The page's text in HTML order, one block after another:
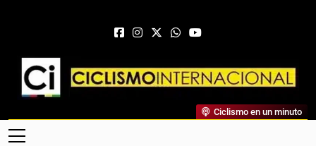
Ciclismo Internacional
Web Dedicada Al Ciclismo Mundial. Entrevistas, Análisis,
Crónicas, Previas Y Más. La Web Ciclista De Referencia.
Ciclismo en un minuto